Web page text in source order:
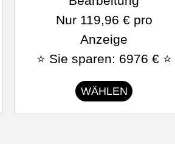
Nur 119,96 € pro
Anzeige
⭐ Sie sparen: 6976 € ⭐
WÄHLEN